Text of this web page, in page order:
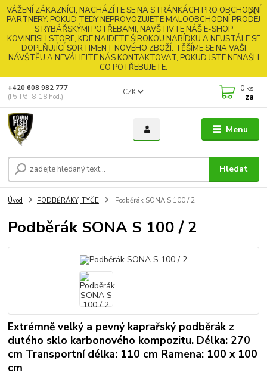
VÁŽENÍ ZÁKAZNÍCI, NACHÁZÍTE SE NA STRÁNKÁCH PRO OBCHODNÍ
PARTNERY. POKUD TEDY NEPROVOZUJETE MALOOBCHODNÍ PRODEJ
S RYBÁŘSKÝMI POTŘEBAMI, NAVŠTIVTE NÁŠ E-SHOP
KOVINFISH.STORE, KDE NAJDETE ŠIROKOU NABÍDKU A NEUSTÁLE SE
DOPLŇUJÍCÍ SORTIMENT NOVÉHO ZBOŽÍ. TĚŠÍME SE NA VAŠI
NÁVŠTĚU A NEVÁHEJTE NÁS KONTAKTOVAT, POKUD JSTE NENAŠLI
CO POTŘEBUJETE.
Menu
CZK
Hledat
+420 608 982 777
(Po-Pá, 8-18 hod.)
0 ks
za
Úvod PODBĚRÁKY, TYČE Podběrák SONA S 100 / 2
Podběrák SONA S 100 / 2
Extrémně velký a pevný kaprařský podběrák z
dutého sklo karbonového kompozitu. Délka: 270
cm Transportní délka: 110 cm Ramena: 100 x 100
cm